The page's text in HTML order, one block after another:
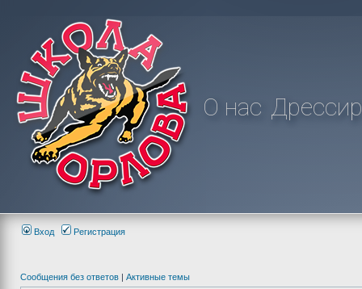
О нас
Вход Регистрация
Сообщения без ответов | Активные темы